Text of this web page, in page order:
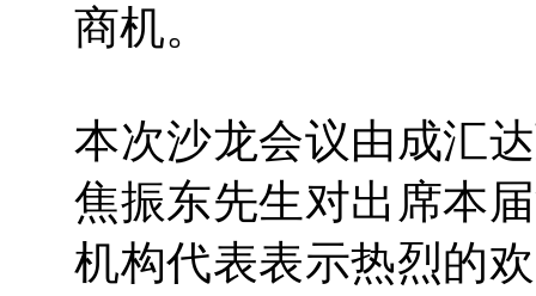
商机。
本次沙龙会议由成汇
焦振东先生对出席本
机构代表表示热烈的